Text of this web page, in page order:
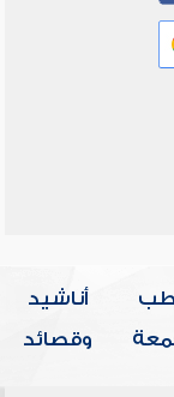
أناشيد
وقصائد